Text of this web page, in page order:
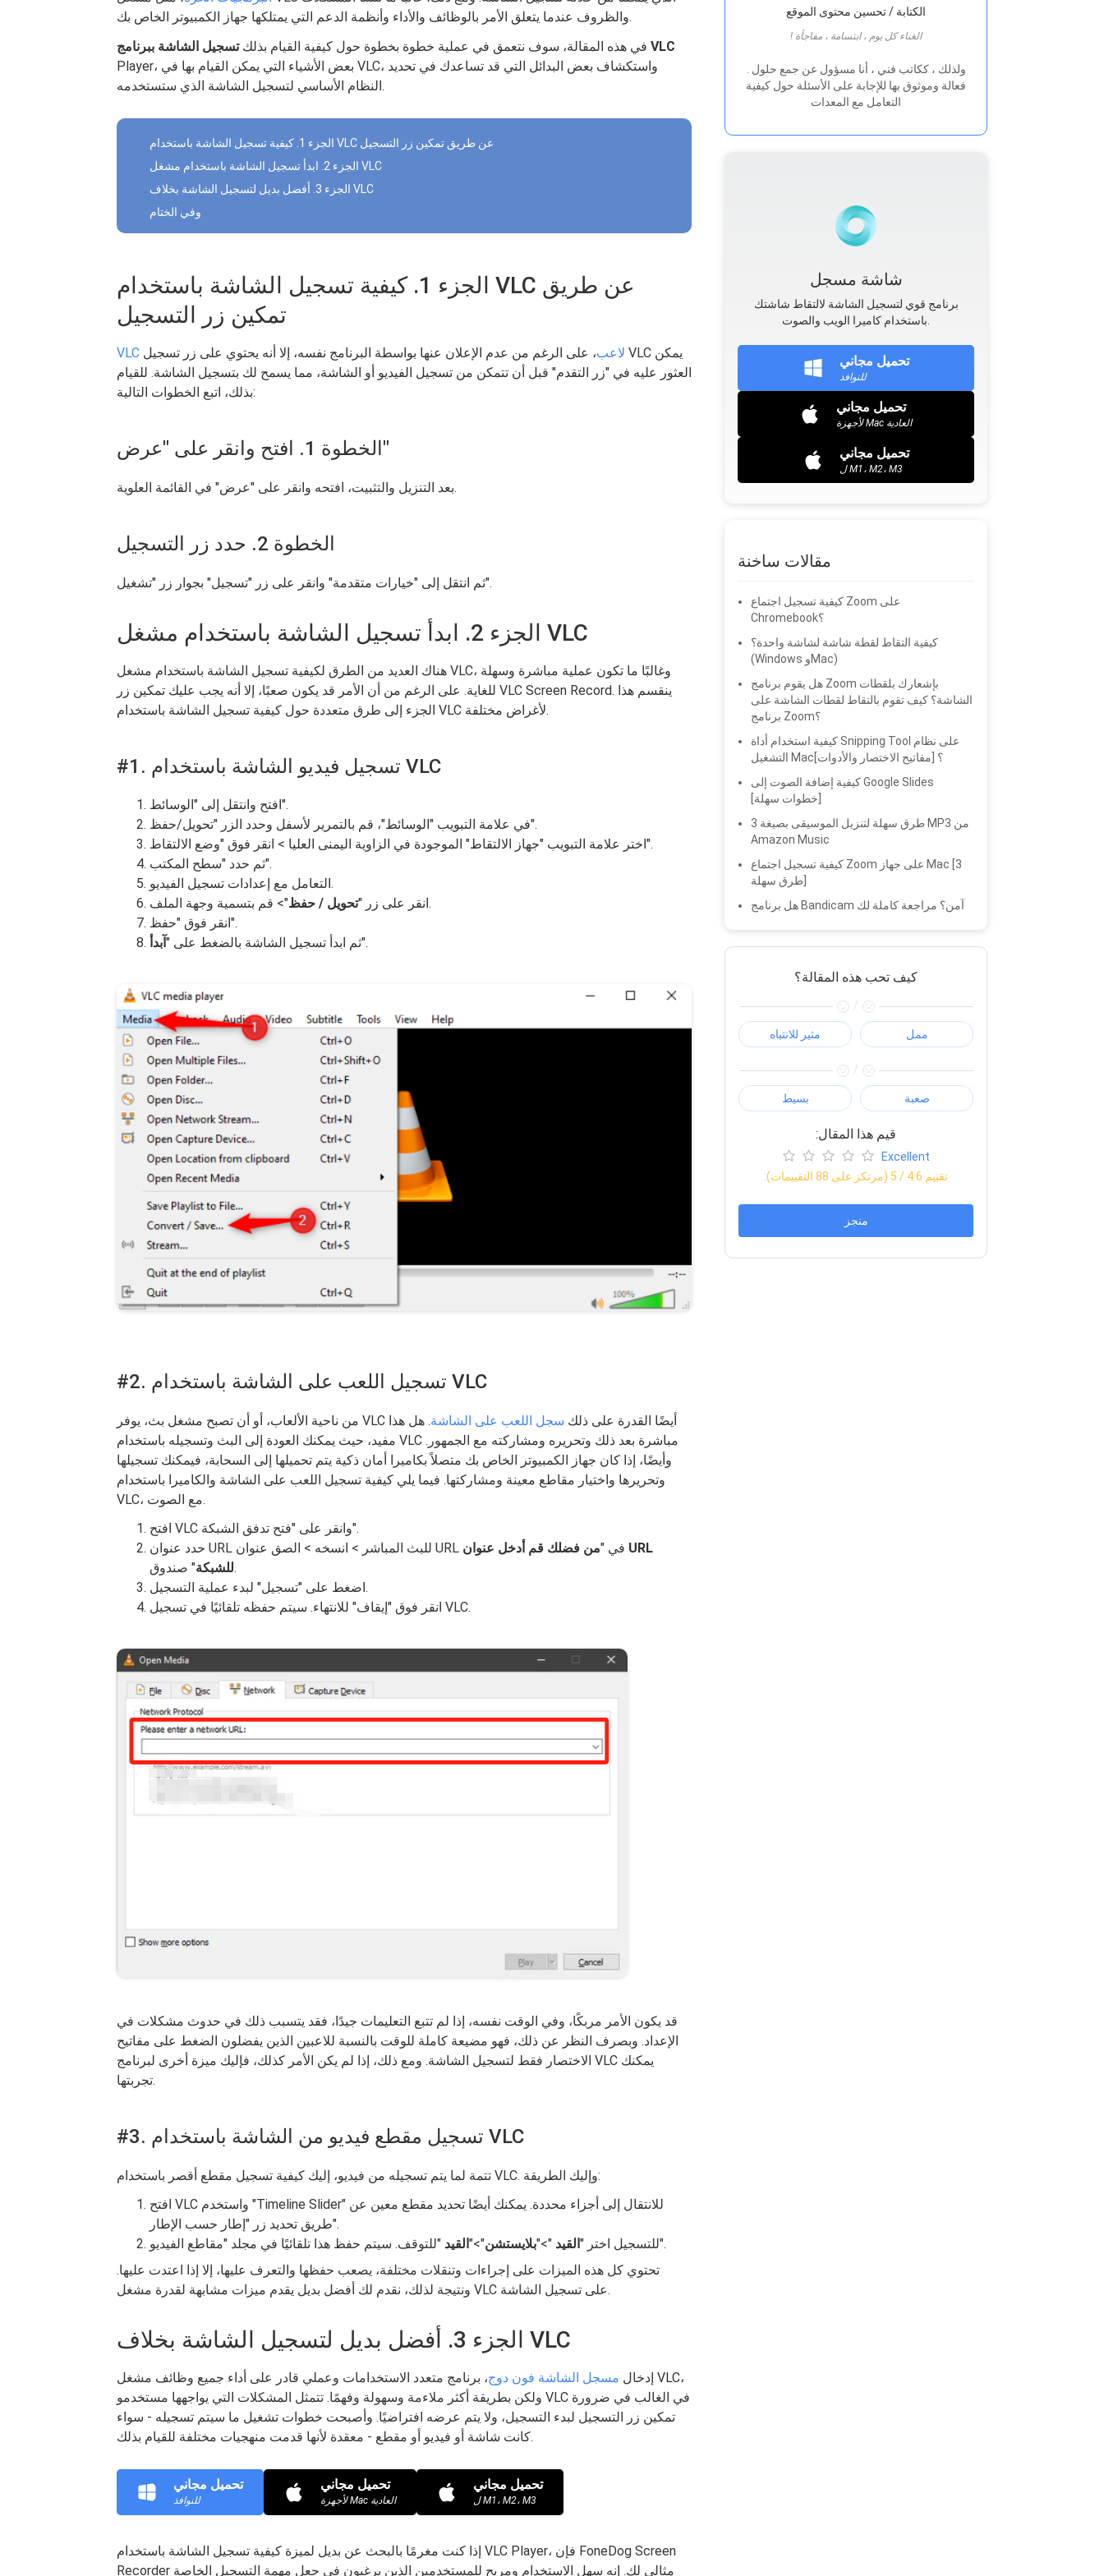
والظروف عندما يتعلق الأمر بالوظائف والأداء وأنظمة الدعم التي يمتلكها جهاز الكمبيوتر الخاص بك.
في هذه المقالة، سوف نتعمق في عملية خطوة بخطوة حول كيفية القيام بذلك تسجيل الشاشة ببرنامج VLC
Player، بعض الأشياء التي يمكن القيام بها في VLC، واستكشاف بعض البدائل التي قد تساعدك في تحديد
النظام الأساسي لتسجيل الشاشة الذي ستستخدمه.
الجزء 1. كيفية تسجيل الشاشة باستخدام VLC عن طريق تمكين زر التسجيل
الجزء 2. ابدأ تسجيل الشاشة باستخدام مشغل VLC
الجزء 3. أفضل بديل لتسجيل الشاشة بخلاف VLC
وفي الختام
الجزء 1. كيفية تسجيل الشاشة باستخدام VLC عن طريق
تمكين زر التسجيل
VLC لاعب، على الرغم من عدم الإعلان عنها بواسطة البرنامج نفسه، إلا أنه يحتوي على زر تسجيل VLC يمكن
العثور عليه في "زر التقدم" قبل أن تتمكن من تسجيل الفيديو أو الشاشة، مما يسمح لك بتسجيل الشاشة. للقيام
بذلك، اتبع الخطوات التالية:
الخطوة 1. افتح وانقر على "عرض"
بعد التنزيل والتثبيت، افتحه وانقر على "عرض" في القائمة العلوية.
الخطوة 2. حدد زر التسجيل
ثم انتقل إلى "خيارات متقدمة" وانقر على زر "تسجيل" بجوار زر "تشغيل".
الجزء 2. ابدأ تسجيل الشاشة باستخدام مشغل VLC
هناك العديد من الطرق لكيفية تسجيل الشاشة باستخدام مشغل VLC، وغالبًا ما تكون عملية مباشرة وسهلة
للغاية. على الرغم من أن الأمر قد يكون صعبًا، إلا أنه يجب عليك تمكين زر VLC Screen Record. ينقسم هذا
الجزء إلى طرق متعددة حول كيفية تسجيل الشاشة باستخدام VLC لأغراض مختلفة.
#1. تسجيل فيديو الشاشة باستخدام VLC
افتح وانتقل إلى "الوسائط".
في علامة التبويب "الوسائط"، قم بالتمرير لأسفل وحدد الزر "تحويل/حفظ".
اختر علامة التبويب "جهاز الالتقاط" الموجودة في الزاوية اليمنى العليا > انقر فوق "وضع الالتقاط".
ثم حدد "سطح المكتب".
التعامل مع إعدادات تسجيل الفيديو.
انقر على زر "تحويل / حفظ
"> قم بتسمية وجهة الملف.
انقر فوق "حفظ".
ثم ابدأ تسجيل الشاشة بالضغط على "آبدأ ".
#2. تسجيل اللعب على الشاشة باستخدام VLC
من ناحية الألعاب، أو أن تصبح مشغل بث، يوفر VLC أيضًا القدرة على ذلك سجل اللعب على الشاشة. هل هذا
مفيد، حيث يمكنك العودة إلى البث وتسجيله باستخدام VLC مباشرة بعد ذلك وتحريره ومشاركته مع الجمهور.
وأيضًا، إذا كان جهاز الكمبيوتر الخاص بك متصلاً بكاميرا أمان ذكية يتم تحميلها إلى السحابة، فيمكنك تسجيلها
وتحريرها واختيار مقاطع معينة ومشاركتها. فيما يلي كيفية تسجيل اللعب على الشاشة والكاميرا باستخدام
VLC، مع الصوت.
افتح VLC وانقر على "فتح تدفق الشبكة".
حدد عنوان URL للبث المباشر > انسخه > الصق عنوان URL في "من فضلك قم أدخل عنوان URL
للشبكة" صندوق.
اضغط على "تسجيل" لبدء عملية التسجيل.
انقر فوق "إيقاف" للانتهاء. سيتم حفظه تلقائيًا في تسجيل VLC.
قد يكون الأمر مربكًا، وفي الوقت نفسه، إذا لم تتبع التعليمات جيدًا، فقد يتسبب ذلك في حدوث مشكلات في
الإعداد. وبصرف النظر عن ذلك، فهو مضيعة كاملة للوقت بالنسبة للاعبين الذين يفضلون الضغط على مفاتيح
الاختصار فقط لتسجيل الشاشة. ومع ذلك، إذا لم يكن الأمر كذلك، فإليك ميزة أخرى لبرنامج VLC يمكنك
تجربتها.
#3. تسجيل مقطع فيديو من الشاشة باستخدام VLC
تتمة لما يتم تسجيله من فيديو، إليك كيفية تسجيل مقطع أقصر باستخدام VLC. وإليك الطريقة:
افتح VLC واستخدم "Timeline Slider" للانتقال إلى أجزاء محددة. يمكنك أيضًا تحديد مقطع معين عن
طريق تحديد زر "إطار حسب الإطار".
للتسجيل اختر "القيد ">"بلايستشن">"القيد
"للتوقف. سيتم حفظ هذا تلقائيًا في مجلد "مقاطع الفيديو".
تحتوي كل هذه الميزات على إجراءات وتنقلات مختلفة، يصعب حفظها والتعرف عليها، إلا إذا اعتدت عليها.
ونتيجة لذلك، نقدم لك أفضل بديل يقدم ميزات مشابهة لقدرة مشغل VLC على تسجيل الشاشة.
الجزء 3. أفضل بديل لتسجيل الشاشة بخلاف VLC
إدخال مسجل الشاشة فون دوج، برنامج متعدد الاستخدامات وعملي قادر على أداء جميع وظائف مشغل VLC،
ولكن بطريقة أكثر ملاءمة وسهولة وفهمًا. تتمثل المشكلات التي يواجهها مستخدمو VLC في الغالب في ضرورة
تمكين زر التسجيل لبدء التسجيل، ولا يتم عرضه افتراضيًا. وأصبحت خطوات تشغيل ما سيتم تسجيله - سواء
كانت شاشة أو فيديو أو مقطع - معقدة لأنها قدمت منهجيات مختلفة للقيام بذلك.
تحميل مجاني
للنوافذ
تحميل مجاني
لأجهزة Mac العادية
تحميل مجاني
ل M1، M2، M3
إذا كنت مغرمًا بالبحث عن بديل لميزة كيفية تسجيل الشاشة باستخدام VLC Player، فإن FoneDog Screen
Recorder مثالي لك. إنه سهل الاستخدام ومريح للمستخدمين الذين يرغبون في جعل مهمة التسجيل الخاصة
الكتابة / تحسين محتوى الموقع
! الغناء كل يوم ، ابتسامة ، مفاجأة
فعالة وموثوق بها للإجابة على الأسئلة حول كيفية
التعامل مع المعدات
شاشة مسجل
برنامج قوي لتسجيل الشاشة لالتقاط شاشتك
تحميل مجاني
للنوافذ
تحميل مجاني
لأجهزة Mac العادية
تحميل مجاني
ل M1، M2، M3
مقالات ساخنة
كيفية تسجيل اجتماع Zoom على
Chromebook؟
كيفية التقاط لقطة شاشة لشاشة واحدة؟
(Windows وMac)
هل يقوم برنامج Zoom بإشعارك بلقطات
الشاشة؟ كيف تقوم بالتقاط لقطات الشاشة على
برنامج Zoom؟
كيفية استخدام أداة Snipping Tool على نظام
التشغيل Mac؟ [مفاتيح الاختصار والأدوات]
كيفية إضافة الصوت إلى Google Slides
3 طرق سهلة لتنزيل الموسيقى بصيغة MP3 من
Amazon Music
كيفية تسجيل اجتماع Zoom على جهاز Mac [3
هل برنامج Bandicam آمن؟ مراجعة كاملة لك
كيف تحب هذه المقالة؟
/
مثير للانتباه ممل
/
بسيط صعبة
:قيم هذا المقال
Excellent
:تقييم 4.6 / 5 (مرتكز على 88 التقييمات)
منجز